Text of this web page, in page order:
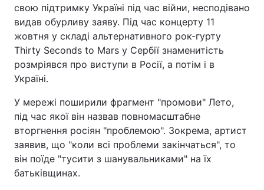
свою підтримку Україні під час війни, несподівано
видав обурливу заяву. Під час концерту 11
жовтня у складі альтернативного рок-гурту
Thirty Seconds to Mars у Сербії знаменитість
розмріявся про виступи в Росії, а потім і в
Україні.
У мережі поширили фрагмент "промови" Лето,
під час якої він назвав повномасштабне
вторгнення росіян "проблемою". Зокрема, артист
заявив, що "коли всі проблеми закінчаться", то
він поїде "тусити з шанувальниками" на їх
батьківщинах.